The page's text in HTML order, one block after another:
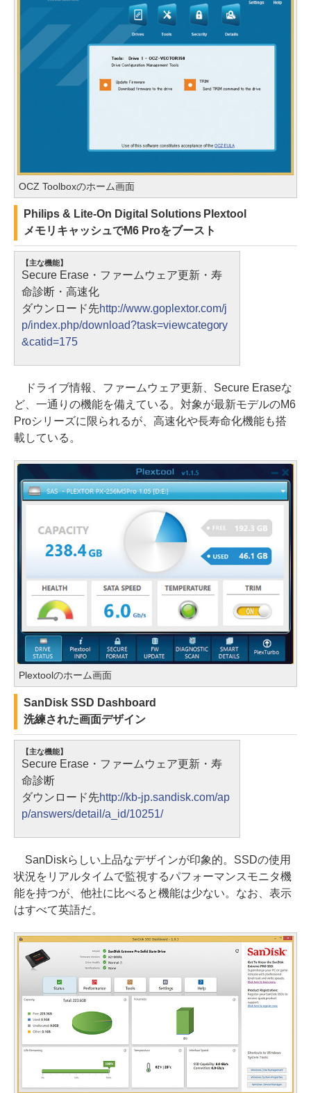
OCZ Toolboxのホーム画面
Philips & Lite-On Digital Solutions Plextool
メモリキャッシュでM6 Proをブースト
【主な機能】
Secure Erase・ファームウェア更新・寿
命診断・高速化
ダウンロード先http://www.goplextor.com/j
p/index.php/download?task=viewcategory
&catid=175
ドライブ情報、ファームウェア更新、Secure Eraseな
ど、一通りの機能を備えている。対象が最新モデルのM6
Proシリーズに限られるが、高速化や長寿命化機能も搭
載している。
Plextoolのホーム画面
SanDisk SSD Dashboard
洗練された画面デザイン
【主な機能】
Secure Erase・ファームウェア更新・寿
命診断
ダウンロード先http://kb-jp.sandisk.com/ap
p/answers/detail/a_id/10251/
SanDiskらしい上品なデザインが印象的。SSDの使用
状況をリアルタイムで監視するパフォーマンスモニタ機
能を持つが、他社に比べると機能は少ない。なお、表示
はすべて英語だ。